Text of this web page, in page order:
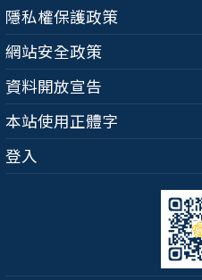
隱私權保護政策
網站安全政策
資料開放宣告
本站使用正體字
登入